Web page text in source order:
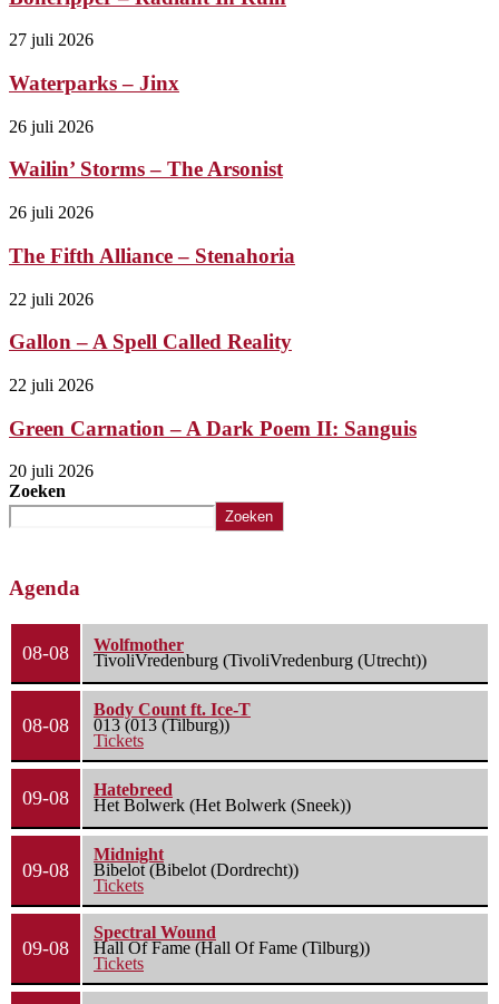
27 juli 2026
Waterparks – Jinx
26 juli 2026
Wailin’ Storms – The Arsonist
26 juli 2026
The Fifth Alliance – Stenahoria
22 juli 2026
Gallon – A Spell Called Reality
22 juli 2026
Green Carnation – A Dark Poem II: Sanguis
20 juli 2026
Zoeken
Zoeken
Agenda
08-08
Wolfmother
TivoliVredenburg (TivoliVredenburg (Utrecht))
08-08
Body Count ft. Ice-T
013 (013 (Tilburg))
Tickets
09-08
Hatebreed
Het Bolwerk (Het Bolwerk (Sneek))
09-08
Midnight
Bibelot (Bibelot (Dordrecht))
Tickets
09-08
Spectral Wound
Hall Of Fame (Hall Of Fame (Tilburg))
Tickets